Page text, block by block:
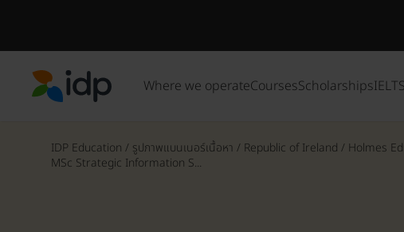
Where we operateCoursesScholarshipsIELTS
IDP Education / รูปภาพแบนเนอร์เนื้อหา / Republic of Ireland / Holmes
MSc Strategic Information S...